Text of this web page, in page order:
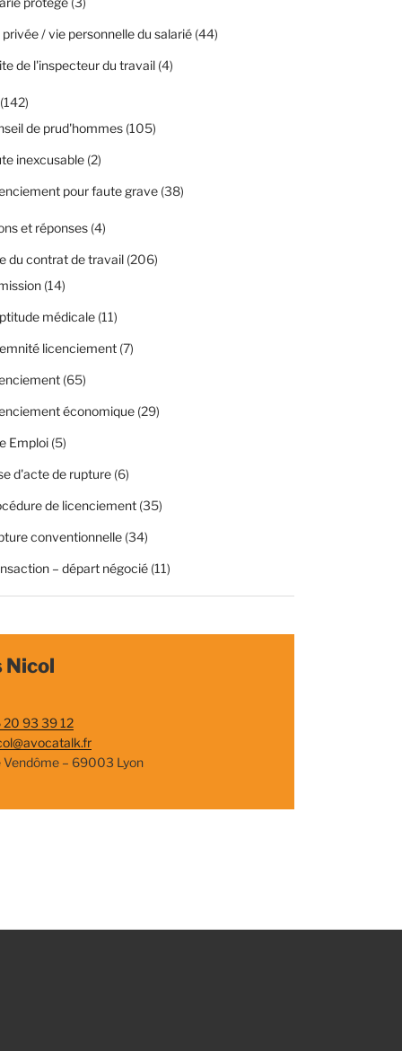
/ vie personnelle du salarié(44)
de l'inspecteur du travail(4)
de prud'hommes(105)
inexcusable(2)
pour faute grave(38)
et réponses(4)
du contrat de travail(206)
(14)
médicale(11)
licenciement(7)
(65)
économique(29)
Emploi(5)
d'acte de rupture(6)
de licenciement(35)
conventionnelle(34)
– départ négocié(11)
Nicol
93 39 12
Vendôme – 69003 Lyon